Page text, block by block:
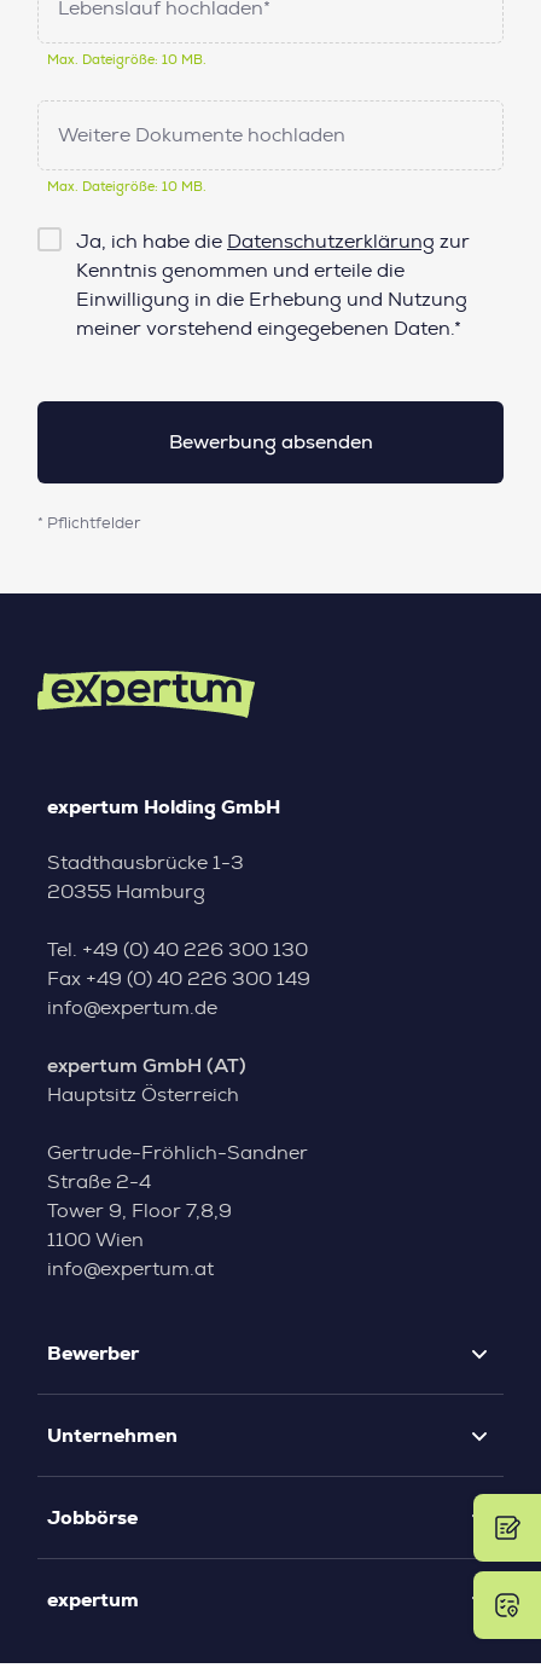
Lebenslauf hochladen*
Max. Dateigröße: 10 MB.
Weitere Dokumente hochladen
Max. Dateigröße: 10 MB.
Checkbox
Datenschutz*
Ja, ich habe die Datenschutzerklärung zur
Kenntnis genommen und erteile die
Einwilligung in die Erhebung und Nutzung
meiner vorstehend eingegebenen Daten.*
* Pflichtfelder
expertum Holding GmbH
Stadthausbrücke 1-3
20355 Hamburg
Tel. +49 (0) 40 226 300 130
Fax +49 (0) 40 226 300 149
info@expertum.de
expertum GmbH (AT)
Hauptsitz Österreich
Gertrude-Fröhlich-Sandner
Straße 2-4
Tower 9, Floor 7,8,9
1100 Wien
info@expertum.at
Bewerber
Unternehmen
Jobbörse
expertum